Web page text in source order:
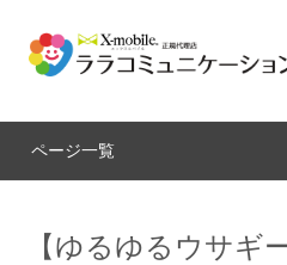
【ゆるゆるウサギ